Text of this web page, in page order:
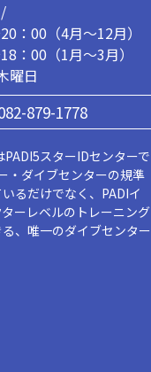
：00（4月～12月）
：00（1月～3月）
曜日
879-1778
スターIDセンターで
・ダイブセンターの規準
るだけでなく、PADIイ
ーレベルのトレーニング
、唯一のダイブセンター